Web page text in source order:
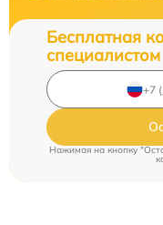
Бесплатная
специалистом
Нажимая на кнопку